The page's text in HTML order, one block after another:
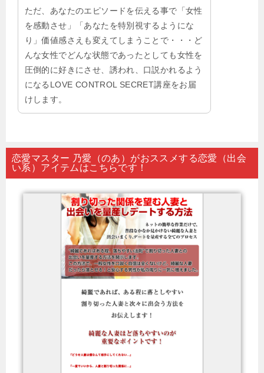
ただ、あなたのエピソードを伝える事で「女性
を感動させ」「あなたを特別視するようにな
り」価値感さえも変えてしまうことで・・・ど
んな女性でどんな状態であったとしても女性を
圧倒的に好きにさせ、誘われ、口説かれるよう
になるLOVE CONTROL SECRET講座をお届
けします。
恋愛マスター 乃愛（のあ）がおススメする恋愛（出会
い系）アイテムはこちらです！